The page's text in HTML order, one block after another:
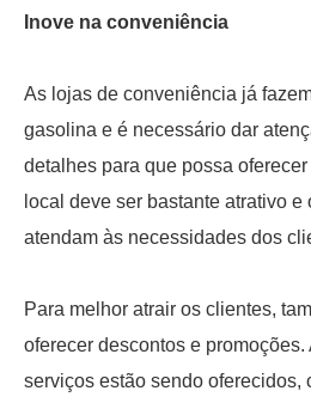
Inove na conveniência
As lojas de conveniência já
gasolina e é necessário dar
detalhes para que possa
local deve ser bastante atrativo
atendam às necessidades dos
Para melhor atrair os clientes,
oferecer descontos e
serviços estão sendo oferecidos,